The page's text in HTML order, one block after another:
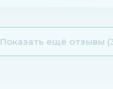
Показать ещё отзывы